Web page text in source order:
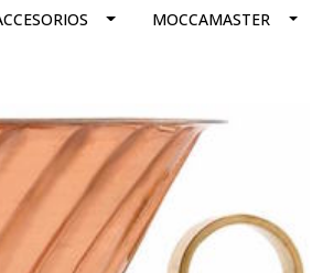
MOCCAMASTER